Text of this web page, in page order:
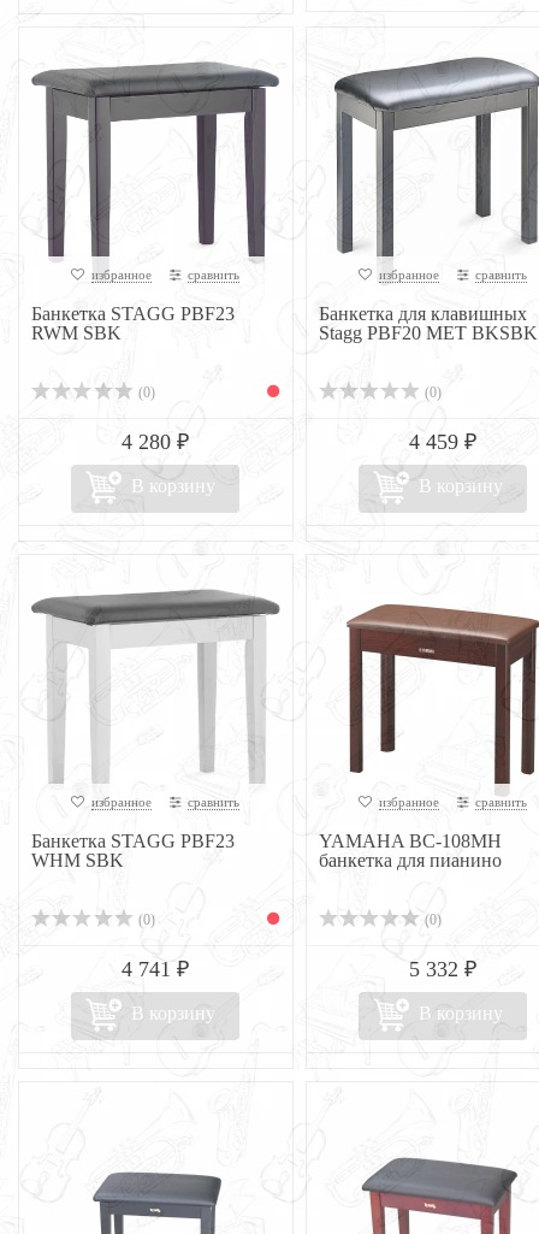
избранное сравнить
Банкетка STAGG PBF23
RWM SBK
(0)
4 280 ₽
В корзину
избранное сравнить
Банкетка для клавишных
Stagg PBF20 MET BKSBK
(0)
4 459 ₽
В корзину
избранное сравнить
Банкетка STAGG PBF23
WHM SBK
(0)
4 741 ₽
В корзину
избранное сравнить
YAMAHA BC-108MH
банкетка для пианино
(0)
5 332 ₽
В корзину